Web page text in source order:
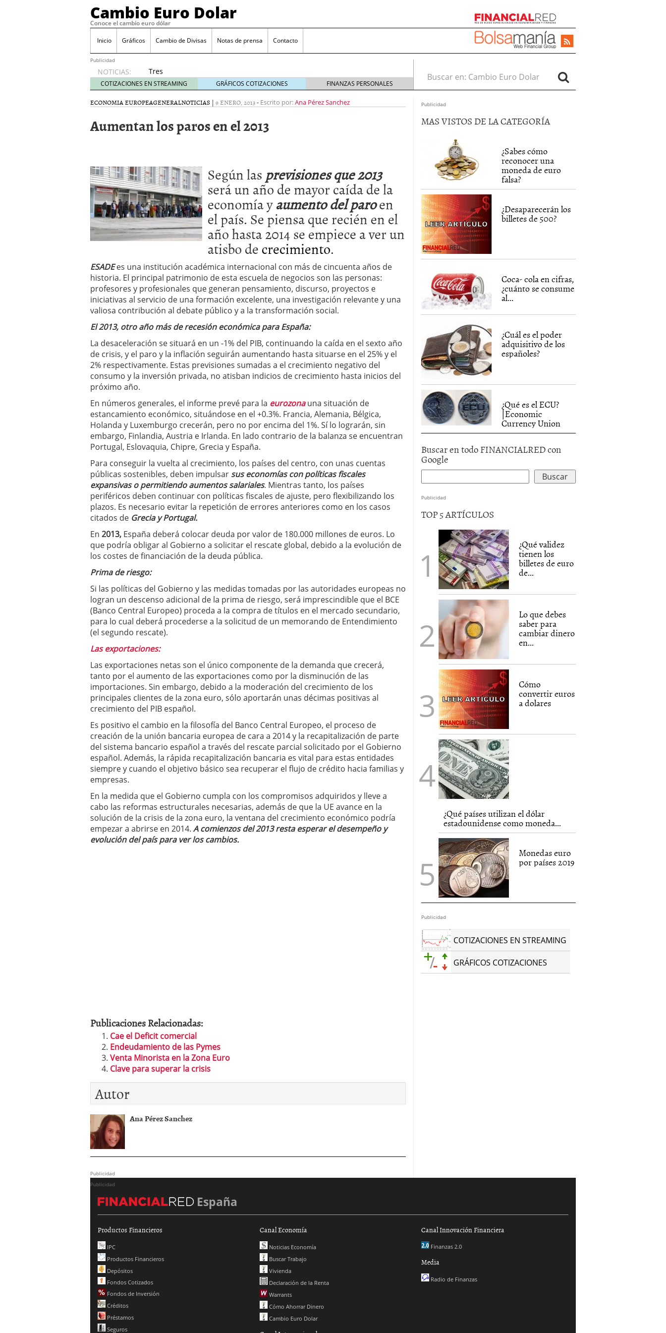
Cambio Euro Dolar
Conoce el cambio euro dólar
Inicio Gráficos Cambio de Divisas Notas de prensa Contacto
Publicidad
NOTICIAS:
Tres
escenarios
posibles
para el
según
las
26/01/2026
Informe de mercado: el euro se mantiene cerca de 1,174 USD tras rebote
del dólar 21/01/2026
Qué está moviendo hoy el cambio euro-dólar 17/01/2026
Contexto del dólar fuerte: próximos reportes de empleo de EE. UU. se
convierten en foco principal para el par EUR/USD 09/01/2026
El dólar vive su mayor caída anual desde 2017 mientras analistas esperan
más debilidad en 2026 05/01/2026
COTIZACIONES EN STREAMING GRÁFICOS COTIZACIONES FINANZAS PERSONALES
Buscar en:
ECONOMIA EUROPEAGENERALNOTICIAS | 9 ENERO, 2013- Escrito por:Ana Pérez Sanchez
Aumentan los paros en el 2013
Según las previsiones que 2013
será un año de mayor caída de la
economía yaumento del paroen
el país. Se piensa que recién en el
año hasta 2014 se empiece a ver un
atisbo decrecimiento.
ESADE es una institución académica internacional con más de cincuenta años de
historia. El principal patrimonio de esta escuela de negocios son las personas:
profesores y profesionales que generan pensamiento, discurso, proyectos e
iniciativas al servicio de una formación excelente, una investigación relevante y una
valiosa contribución al debate público y a la transformación social.
El 2013, otro año más de recesión económica para España:
La desaceleración se situará en un -1% del PIB, continuando la caída en el sexto año
de crisis, y el paro y la inflación seguirán aumentando hasta situarse en el 25% y el
2% respectivamente. Estas previsiones sumadas a el crecimiento negativo del
consumo y la inversión privada, no atisban indicios de crecimiento hasta inicios del
próximo año.
En números generales, el informe prevé para la eurozona una situación de
estancamiento económico, situándose en el +0.3%. Francia, Alemania, Bélgica,
Holanda y Luxemburgo crecerán, pero no por encima del 1%. Sí lo lograrán, sin
embargo, Finlandia, Austria e Irlanda. En lado contrario de la balanza se encuentran
Portugal, Eslovaquia, Chipre, Grecia y España.
Para conseguir la vuelta al crecimiento, los países del centro, con unas cuentas
públicas sostenibles, deben impulsar sus economías con políticas fiscales
expansivas o permitiendo aumentos salariales. Mientras tanto, los países
periféricos deben continuar con políticas fiscales de ajuste, pero flexibilizando los
plazos. Es necesario evitar la repetición de errores anteriores como en los casos
citados de Grecia y Portugal.
En 2013, España deberá colocar deuda por valor de 180.000 millones de euros. Lo
que podría obligar al Gobierno a solicitar el rescate global, debido a la evolución de
los costes de financiación de la deuda pública.
Prima de riesgo:
Si las políticas del Gobierno y las medidas tomadas por las autoridades europeas no
logran un descenso adicional de la prima de riesgo, será imprescindible que el BCE
(Banco Central Europeo) proceda a la compra de títulos en el mercado secundario,
para lo cual deberá procederse a la solicitud de un memorando de Entendimiento
(el segundo rescate).
Las exportaciones:
Las exportaciones netas son el único componente de la demanda que crecerá,
tanto por el aumento de las exportaciones como por la disminución de las
importaciones. Sin embargo, debido a la moderación del crecimiento de los
principales clientes de la zona euro, sólo aportarán unas décimas positivas al
crecimiento del PIB español.
Es positivo el cambio en la filosofía del Banco Central Europeo, el proceso de
creación de la unión bancaria europea de cara a 2014 y la recapitalización de parte
del sistema bancario español a través del rescate parcial solicitado por el Gobierno
español. Además, la rápida recapitalización bancaria es vital para estas entidades
siempre y cuando el objetivo básico sea recuperar el flujo de crédito hacia familias y
empresas.
En la medida que el Gobierno cumpla con los compromisos adquiridos y lleve a
cabo las reformas estructurales necesarias, además de que la UE avance en la
solución de la crisis de la zona euro, la ventana del crecimiento económico podría
empezar a abrirse en 2014. A comienzos del 2013 resta esperar el desempeño y
evolución del país para ver los cambios.
Publicaciones Relacionadas:
Cae el Deficit comercial
Endeudamiento de las Pymes
Venta Minorista en la Zona Euro
Clave para superar la crisis
Autor
Ana Pérez Sanchez
Publicidad
Publicidad
MAS VISTOS DE LA CATEGORÍA
¿Sabes cómo
reconocer una
moneda de euro
falsa?
¿Desaparecerán los
billetes de 500?
Coca- cola en cifras,
¿cuánto se consume
al...
¿Cuál es el poder
adquisitivo de los
españoles?
¿Qué es el ECU?
|Economic
Currency Union
Buscar en todo FINANCIALRED con
Google
Publicidad
TOP 5 ARTÍCULOS
¿Qué validez
tienen los
billetes de euro
de...
Lo que debes
saber para
cambiar dinero
en...
Cómo
convertir euros
a dolares
¿Qué países utilizan el dólar
estadounidense como moneda...
Monedas euro
por países 2019
Publicidad
COTIZACIONES EN STREAMING
GRÁFICOS COTIZACIONES
Publicidad
España
Productos Financieros
IPC
Productos Financieros
Depósitos
Fondos Cotizados
Fondos de Inversión
Créditos
Préstamos
Seguros
Canal Economía
Noticias Economía
Buscar Trabajo
Vivienda
Declaración de la Renta
Warrants
Cómo Ahorrar Dinero
Cambio Euro Dolar
Canal Innovación Financiera
Finanzas 2.0
Media
Radio de Finanzas